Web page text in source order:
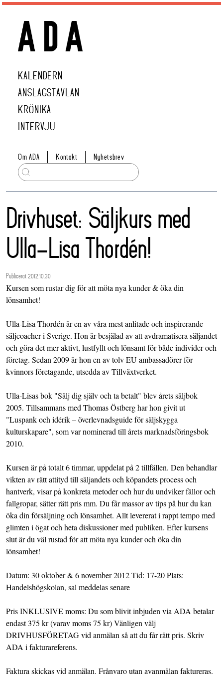
KALENDERN
ANSLAGSTAVLAN
KRÖNIKA
INTERVJU
Om ADA Kontakt Nyhetsbrev
Drivhuset: Säljkurs med
Ulla-Lisa Thordén!
Publicerat 2012.10.30
Kursen som rustar dig för att möta nya kunder & öka din
lönsamhet!
Ulla-Lisa Thordén är en av våra mest anlitade och inspirerande
säljcoacher i Sverige. Hon är besjälad av att avdramatisera säljandet
och göra det mer aktivt, lustfyllt och lönsamt för både individer och
företag. Sedan 2009 är hon en av tolv EU ambassadörer för
kvinnors företagande, utsedda av Tillväxtverket.
Ulla-Lisas bok "Sälj dig själv och ta betalt" blev årets säljbok
2005. Tillsammans med Thomas Östberg har hon givit ut
"Luspank och idérik – överlevnadsguide för säljskygga
kulturskapare", som var nominerad till årets marknadsföringsbok
2010.
Kursen är på totalt 6 timmar, uppdelat på 2 tillfällen. Den behandlar
vikten av rätt attityd till säljandets och köpandets process och
hantverk, visar på konkreta metoder och hur du undviker fällor och
fallgropar, sätter rätt pris mm. Du får massor av tips på hur du kan
öka din försäljning och lönsamhet. Allt levererat i rappt tempo med
glimten i ögat och heta diskussioner med publiken. Efter kursens
slut är du väl rustad för att möta nya kunder och öka din
lönsamhet!
Datum: 30 oktober & 6 november 2012 Tid: 17-20 Plats:
Handelshögskolan, sal meddelas senare
Pris INKLUSIVE moms: Du som blivit inbjuden via ADA betalar
endast 375 kr (varav moms 75 kr) Vänligen välj
DRIVHUSFÖRETAG vid anmälan så att du får rätt pris. Skriv
ADA i fakturareferens.
Faktura skickas vid anmälan. Frånvaro utan avanmälan faktureras.